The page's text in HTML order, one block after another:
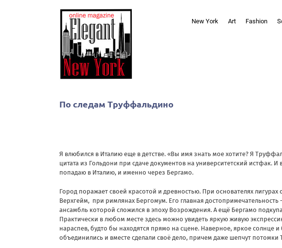
New York Art Fashion
По следам Труффальдино
Я влюбился в Италию еще в детстве. «Вы имя знать мое хотите? Я
цитата из Гольдони при сдаче документов на университетский истфак.
попадаю в Италию, и именно через Бергамо.
Город поражает своей красотой и древностью. При основателях лигурах
Верхгейм, при римлянах Бергомум. Его главная
ансамбль которой сложился в эпоху Возрождения. А ещё Бергамо
Практически в любом месте здесь можно увидеть яркую живую
нараспев, будто бы находятся прямо на сцене. Наверное, яркое солнце
объединились и вместе сделали своё дело, причем даже шепчут